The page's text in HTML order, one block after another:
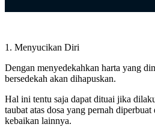
1. Menyucikan Diri
Dengan menyedekahkan harta yang
bersedekah akan dihapuskan.
Hal ini tentu saja dapat dituai jika
taubat atas dosa yang pernah
kebaikan lainnya.